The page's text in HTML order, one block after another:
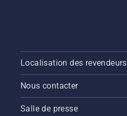
Localisation des revendeurs
Nous contacter
Salle de presse